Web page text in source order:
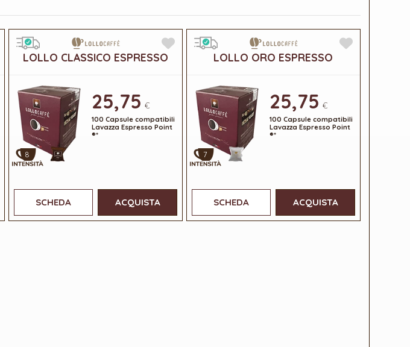
LOLLO CLASSICO ESPRESSO
8
25,75 €
100 Capsule compatibili
Lavazza Espresso Point
®*
SCHEDA ACQUISTA
LOLLO ORO ESPRESSO
7
25,75 €
100 Capsule compatibili
Lavazza Espresso Point
®*
SCHEDA ACQUISTA